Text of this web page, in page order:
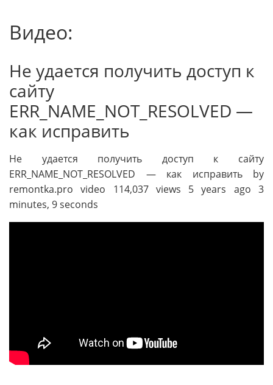
Видео:
Не удается получить доступ к
сайту
ERR_NAME_NOT_RESOLVED —
как исправить
Не удается получить доступ к сайту
ERR_NAME_NOT_RESOLVED — как исправить by
remontka.pro video 114,037 views 5 years ago 3
minutes, 9 seconds